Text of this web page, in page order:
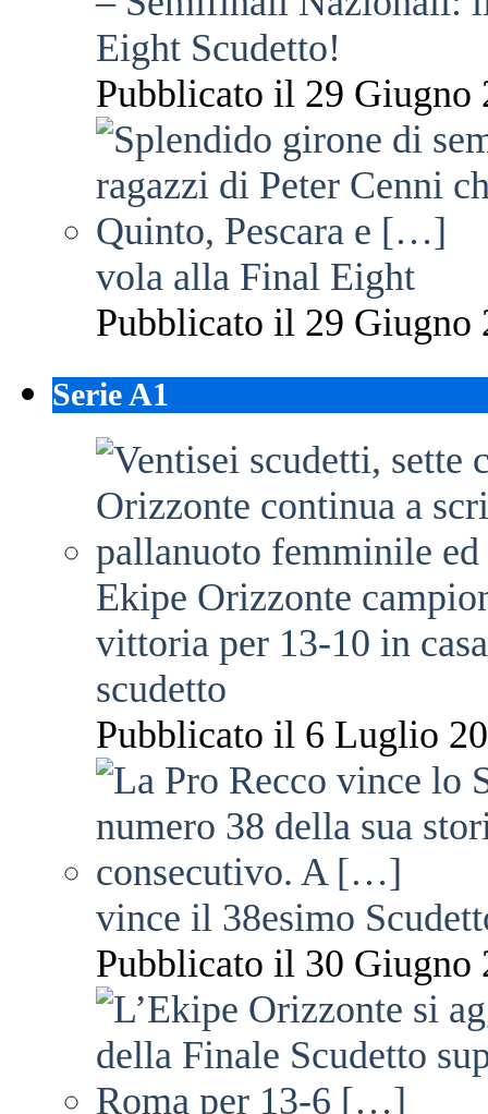
Eight Scudetto!
Pubblicato il 29 Giugno
vola alla Final Eight
Pubblicato il 29 Giugno
Serie A1
Ekipe Orizzonte
vittoria per 13-10 in
scudetto
Pubblicato il 6 Luglio
vince il 38esimo
Pubblicato il 30 Giugno